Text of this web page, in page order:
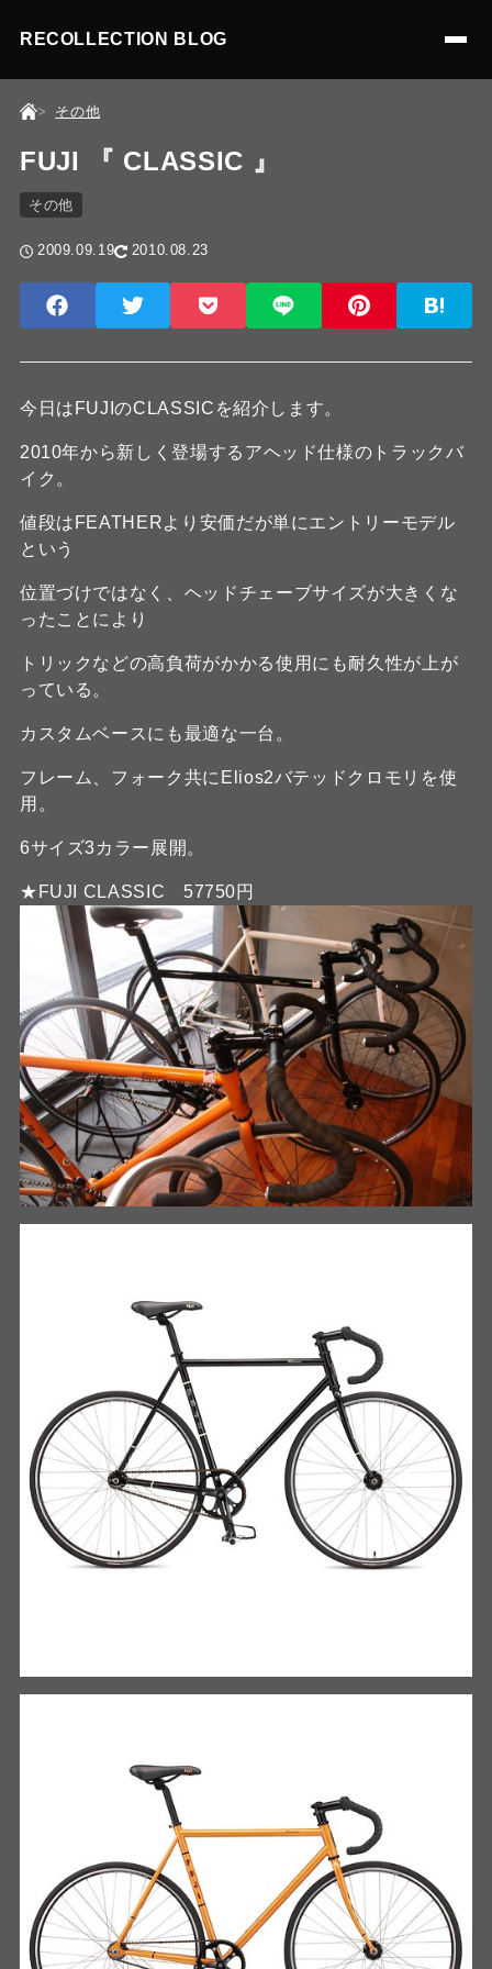
RECOLLECTION BLOG
その他
FUJI 『 CLASSIC 』
その他
2009.09.19 2010.08.23
今日はFUJIのCLASSICを紹介します。
2010年から新しく登場するアヘッド仕様のトラックバ
イク。
値段はFEATHERより安価だが単にエントリーモデル
という
位置づけではなく、ヘッドチェーブサイズが大きくな
ったことにより
トリックなどの高負荷がかかる使用にも耐久性が上が
っている。
カスタムベースにも最適な一台。
フレーム、フォーク共にElios2バテッドクロモリを使
用。
6サイズ3カラー展開。
★FUJI CLASSIC 57750円